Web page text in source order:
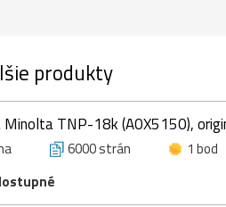
produkty
Minolta TNP-18k (A0X5150),
6000 strán
1 bod